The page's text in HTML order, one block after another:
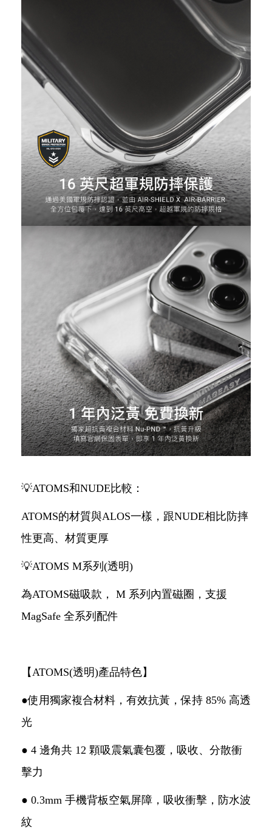
💡ATOMS和NUDE比較：
ATOMS的材質與ALOS一樣，跟NUDE相比防摔
性更高、材質更厚
💡ATOMS M系列(透明)
為ATOMS磁吸款， M 系列內置磁圈，支援
MagSafe 全系列配件
【ATOMS(透明)產品特色】
●使用獨家複合材料，有效抗黃，保持 85% 高透
光
● 4 邊角共 12 顆吸震氣囊包覆，吸收、分散衝
擊力
● 0.3mm 手機背板空氣屏障，吸收衝擊，防水波
紋